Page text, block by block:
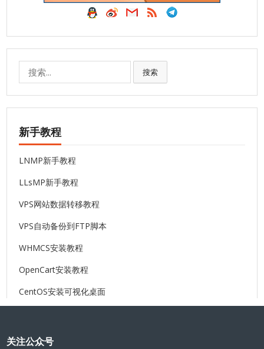
搜索
新手教程
LNMP新手教程
LLsMP新手教程
VPS网站数据转移教程
VPS自动备份到FTP脚本
WHMCS安装教程
OpenCart安装教程
CentOS安装可视化桌面
关注公众号